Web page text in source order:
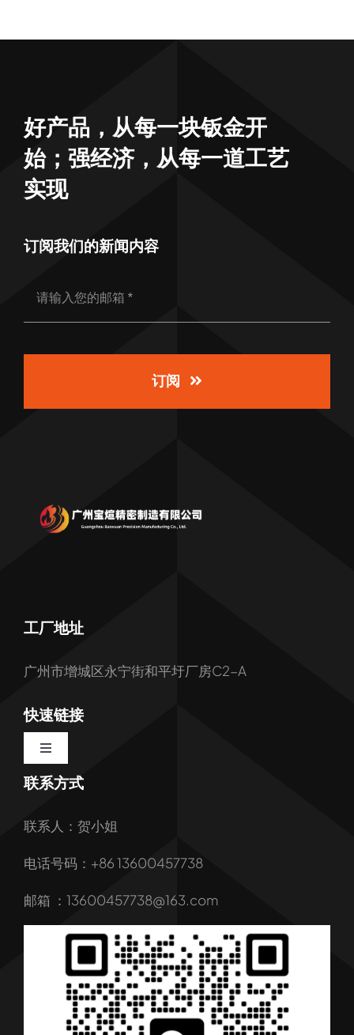
好产品，从每一块钣金开
始；强经济，从每一道工艺
实现
订阅我们的新闻内容
订阅
工厂地址
广州市增城区永宁街和平圩厂房C2-A
快速链接
Toggle
Navigation
首页
我们的服务
行业解决方案
联系方式
联系人：贺小姐
电话号码：+86 13600457738
邮箱 ：13600457738@163.com